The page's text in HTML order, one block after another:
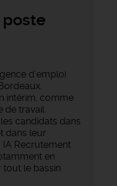
d'emploi
intérim, comme
de travail
candidats dans
dans leur
Recrutement
en
tout le bassin